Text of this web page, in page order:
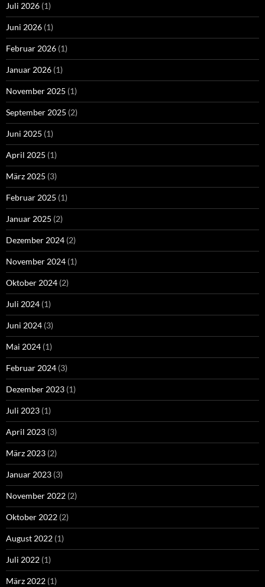
Juli 2026 (1)
Juni 2026 (1)
Februar 2026 (1)
Januar 2026 (1)
November 2025 (1)
September 2025 (2)
Juni 2025 (1)
April 2025 (1)
März 2025 (3)
Februar 2025 (1)
Januar 2025 (2)
Dezember 2024 (2)
November 2024 (1)
Oktober 2024 (2)
Juli 2024 (1)
Juni 2024 (3)
Mai 2024 (1)
Februar 2024 (3)
Dezember 2023 (1)
Juli 2023 (1)
April 2023 (3)
März 2023 (2)
Januar 2023 (3)
November 2022 (2)
Oktober 2022 (2)
August 2022 (1)
Juli 2022 (1)
März 2022 (1)